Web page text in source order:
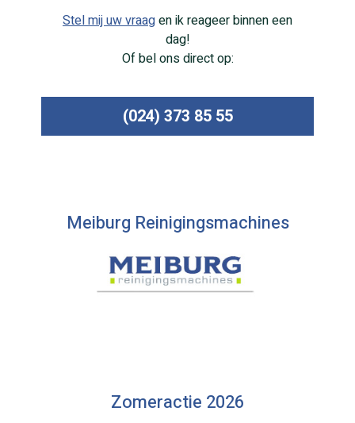
Stel mij uw vraagen ik reageer binnen een
dag!
Of bel ons direct op:
(024) 373 85 55
Meiburg Reinigingsmachines
Zomeractie 2026